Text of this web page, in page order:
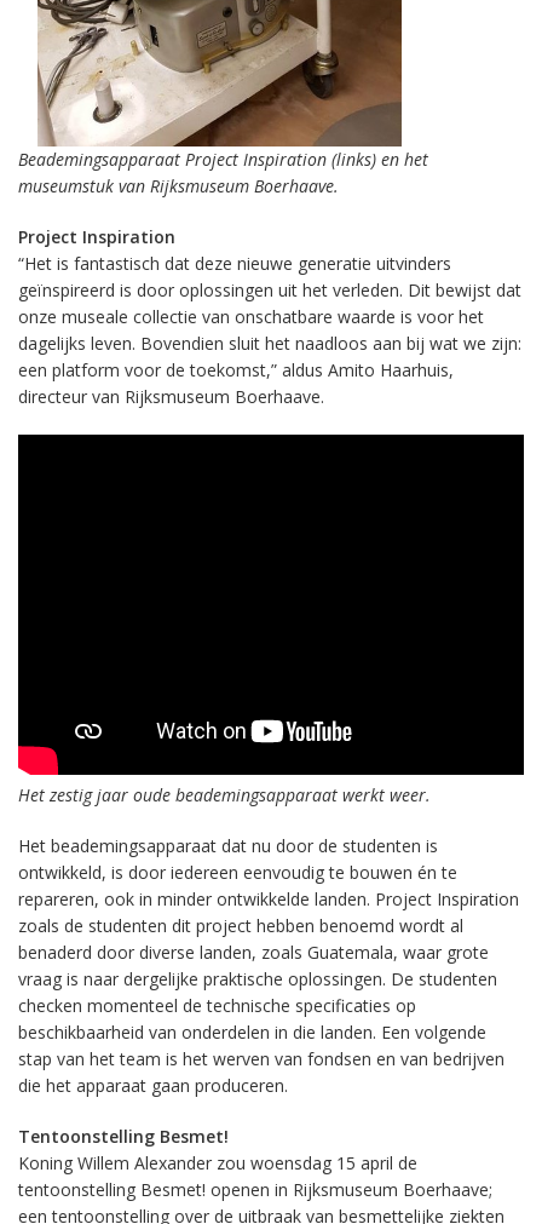
Beademingsapparaat Project Inspiration (links) en het
museumstuk van Rijksmuseum Boerhaave.
Project Inspiration
“Het is fantastisch dat deze nieuwe generatie uitvinders
geïnspireerd is door oplossingen uit het verleden. Dit bewijst dat
onze museale collectie van onschatbare waarde is voor het
dagelijks leven. Bovendien sluit het naadloos aan bij wat we zijn:
een platform voor de toekomst,” aldus Amito Haarhuis,
directeur van Rijksmuseum Boerhaave.
Het zestig jaar oude beademingsapparaat werkt weer.
Het beademingsapparaat dat nu door de studenten is
ontwikkeld, is door iedereen eenvoudig te bouwen én te
repareren, ook in minder ontwikkelde landen. Project Inspiration
zoals de studenten dit project hebben benoemd wordt al
benaderd door diverse landen, zoals Guatemala, waar grote
vraag is naar dergelijke praktische oplossingen. De studenten
checken momenteel de technische specificaties op
beschikbaarheid van onderdelen in die landen. Een volgende
stap van het team is het werven van fondsen en van bedrijven
die het apparaat gaan produceren.
Tentoonstelling Besmet!
Koning Willem Alexander zou woensdag 15 april de
tentoonstelling Besmet! openen in Rijksmuseum Boerhaave;
een tentoonstelling over de uitbraak van besmettelijke ziekten